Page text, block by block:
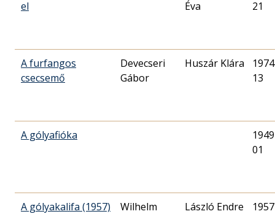
el
Éva
21
A furfangos
csecsemő
Devecseri
Gábor
Huszár Klára
13
A gólyafióka
01
A gólyakalifa (1957)
Wilhelm
László Endre